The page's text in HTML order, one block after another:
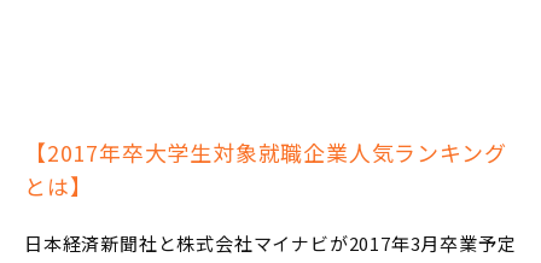
【2017年卒大学生対象就職企業人気ランキング
とは】
日本経済新聞社と株式会社マイナビが2017年3月卒業予定